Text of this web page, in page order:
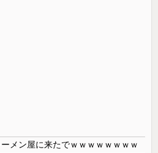
メン屋に来たでｗｗｗｗｗｗｗｗ